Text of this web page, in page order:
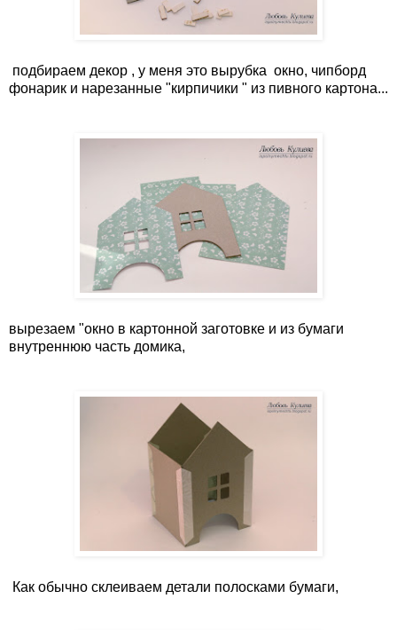
подбираем декор , у меня это вырубка окно, чипборд
фонарик и нарезанные "кирпичики " из пивного картона...
вырезаем "окно в картонной заготовке и из бумаги
внутреннюю часть домика,
Как обычно склеиваем детали полосками бумаги,